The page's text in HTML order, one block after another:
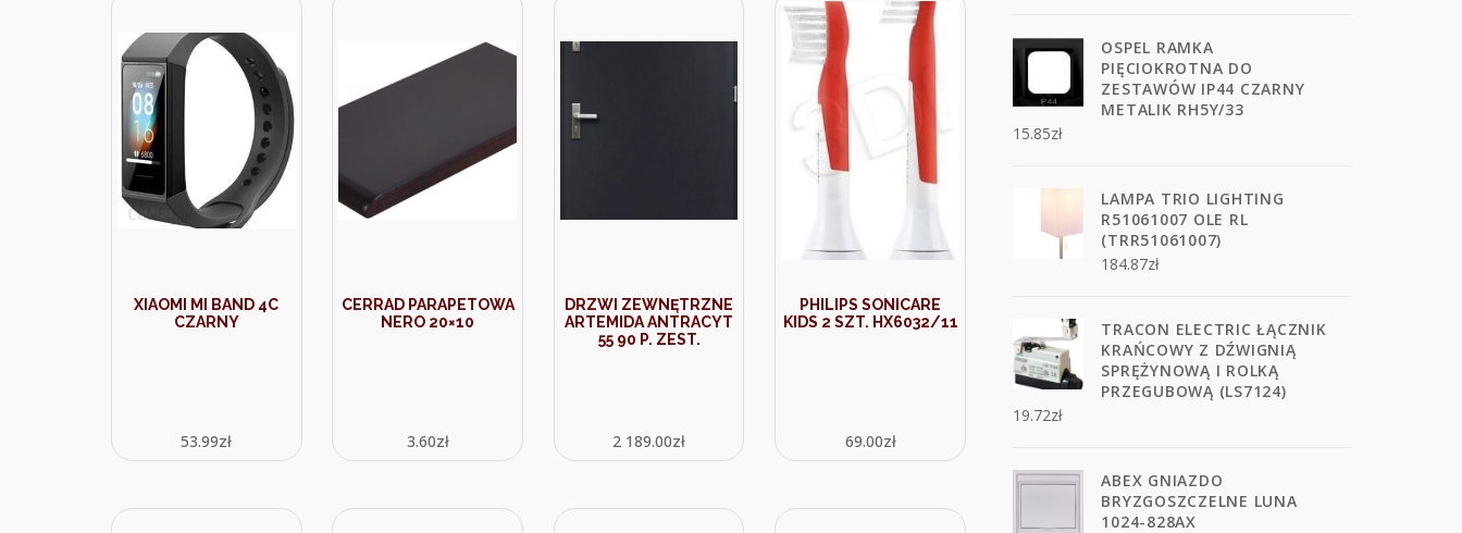
XIAOMI MI BAND 4C
CZARNY
53.99zł
CERRAD PARAPETOWA
NERO 20×10
3.60zł
DRZWI ZEWNĘTRZNE
ARTEMIDA ANTRACYT
55 90 P. ZEST.
2 189.00zł
PHILIPS SONICARE
KIDS 2 SZT. HX6032/11
69.00zł
OSPEL RAMKA
PIĘCIOKROTNA DO
ZESTAWÓW IP44 CZARNY
METALIK RH5Y/33
15.85zł
LAMPA TRIO LIGHTING
R51061007 OLE RL
(TRR51061007)
184.87zł
TRACON ELECTRIC ŁĄCZNIK
KRAŃCOWY Z DŹWIGNIĄ
SPRĘŻYNOWĄ I ROLKĄ
PRZEGUBOWĄ (LS7124)
19.72zł
ABEX GNIAZDO
BRYZGOSZCZELNE LUNA
1024-828AX